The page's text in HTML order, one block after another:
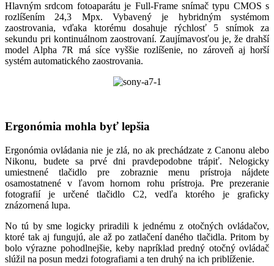
Hlavným srdcom fotoaparátu je Full-Frame snímač typu CMOS s
rozlíšením 24,3 Mpx. Vybavený je hybridným systémom
zaostrovania, vďaka ktorému dosahuje rýchlosť 5 snímok za
sekundu pri kontinuálnom zaostrovaní. Zaujímavosťou je, že drahší
model Alpha 7R má síce vyššie rozlíšenie, no zároveň aj horší
systém automatického zaostrovania.
Ergonómia mohla byť lepšia
Ergonómia ovládania nie je zlá, no ak prechádzate z Canonu alebo
Nikonu, budete sa prvé dni pravdepodobne trápiť. Nelogicky
umiestnené tlačidlo pre zobraznie menu prístroja nájdete
osamostatnené v ľavom hornom rohu prístroja. Pre prezeranie
fotografií je určené tlačidlo C2, vedľa ktorého je graficky
znázornená lupa.
No tú by sme logicky priradili k jednému z otočných ovládačov,
ktoré tak aj fungujú, ale až po zatlačení daného tlačidla. Pritom by
bolo výrazne pohodlnejšie, keby napríklad predný otočný ovládač
slúžil na posun medzi fotografiami a ten druhý na ich priblíženie.